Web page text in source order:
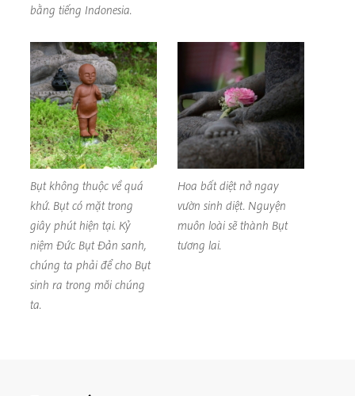
bằng tiếng Indonesia.
Bụt không thuộc về quá
khứ. Bụt có mặt trong
giây phút hiện tại. Kỷ
niệm Đức Bụt Đản sanh,
chúng ta phải để cho Bụt
sinh ra trong mỗi chúng
ta.
Hoa bất diệt nở ngay
vườn sinh diệt. Nguyện
muôn loài sẽ thành Bụt
tương lai.